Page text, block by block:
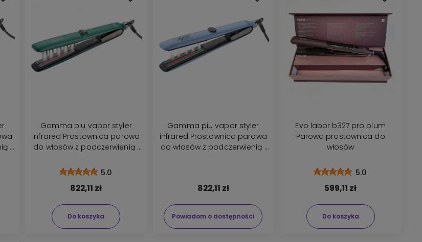
i
Gamma piu vapor styler
infrared Prostownica parowa
do włosów z podczerwienią i
5.0
822,11 zł
Do koszyka
Gamma piu vapor styler
infrared Prostownica parowa
do włosów z podczerwienią i
822,11 zł
Powiadom o dostępności
Evo labor b327 pro plum
Parowa prostownica do
włosów
5.0
599,11 zł
Do koszyka